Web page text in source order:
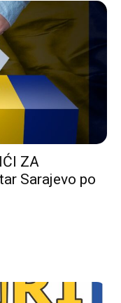
ZA
Sarajevo po